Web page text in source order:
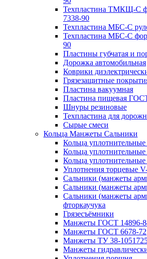
Техпластина ТМКЩ-С
7338-90
Техпластина МБС-С
Техпластина МБС-С
90
Пластины губчатая и
Дорожка автомобильная
Коврики
Грязезащитные
Пластина вакуумная
Пластина пищевая
Шнуры резиновые
Техпластина для
Сырые смеси
Кольца Манжеты Сальники
Кольца уплотнительные
Кольца уплотнительные
Кольца
Уплотнения торцевые
Сальники (манжеты
Сальники (манжеты
Сальники (манжеты
фторкаучука
Грязесъёмники
Манжеты ГОСТ 14896-
Манжеты ГОСТ 6678-72
Манжеты ТУ 38-
Манжеты